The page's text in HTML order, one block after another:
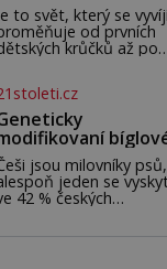
v Evropě,
na horské hřebeny,
se na koloběžce
den zakončit
nebo v
to svět, který se
od prvních
krůčků až po
kreativitu,
i odpočinek
na každou
a specifické
Pro nejmenší je
jednoduchost,
a bezpečí,
by pokoj miminka měl
být nadějí pro
jsou milovníky psů,
jeden se
42 % českých